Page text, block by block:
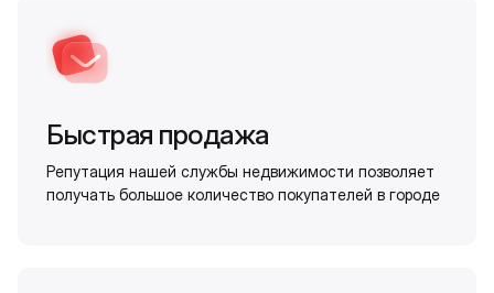
Быстрая продажа
Репутация нашей службы недвижимости позволяет
получать большое количество покупателей в городе